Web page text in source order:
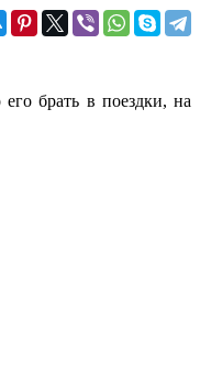
брать в поездки, на